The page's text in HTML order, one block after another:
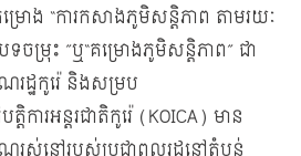
ោង “ការកសាងភូមិសន្តិភាព តាមរយៈ
ម្រុះ ”ឬ“គម្រោងភូមិសន្តិភាព” ជា
ឋកូរ៉េ និងសម្រប
ការអន្តរជាតិកូរ៉េ (KOICA) មាន